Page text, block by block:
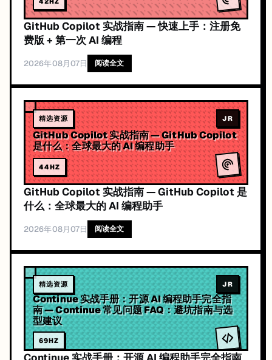
GitHub Copilot 实战指南 — 快速上手：注册免
费版 + 第一次 AI 编程
2026年08月07日 阅读全文
精选资源 JR
GitHub Copilot 实战指南 — GitHub Copilot
是什么：全球最大的 AI 编程助手
44HZ
GitHub Copilot 实战指南 — GitHub Copilot 是
什么：全球最大的 AI 编程助手
2026年08月07日 阅读全文
精选资源 JR
Continue 实战手册：开源 AI 编程助手完全指
南 — Continue 常见问题 FAQ：避坑指南与选
型建议
69HZ